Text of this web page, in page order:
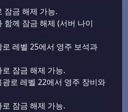
잠금 해제 가능.
함께 잠금 해제 (서버 나이
로 레벨 25에서 영주 보석과
로 잠금 해제 가능.
광로 레벨 22에서 영주 장비와
로 잠금 해제 가능.